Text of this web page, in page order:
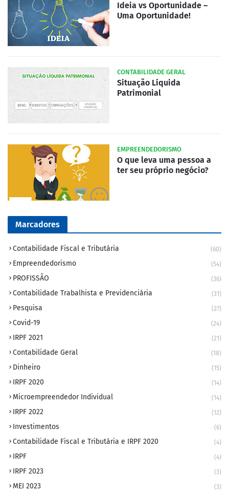
Ideia vs Oportunidade –
Uma Oportunidade!
CONTABILIDADE GERAL
Situação Líquida
Patrimonial
EMPREENDEDORISMO
O que leva uma pessoa a
ter seu próprio negócio?
Marcadores
Contabilidade Fiscal e Tributária (60)
Empreendedorismo (54)
PROFISSÃO (36)
Contabilidade Trabalhista e Previdenciária (31)
Pesquisa (27)
Covid-19 (24)
IRPF 2021 (21)
Contabilidade Geral (18)
Dinheiro (15)
IRPF 2020 (14)
Microempreendedor Individual (14)
IRPF 2022 (12)
Investimentos (6)
Contabilidade Fiscal e Tributária e IRPF 2020 (4)
IRPF (4)
IRPF 2023 (3)
MEI 2023 (3)